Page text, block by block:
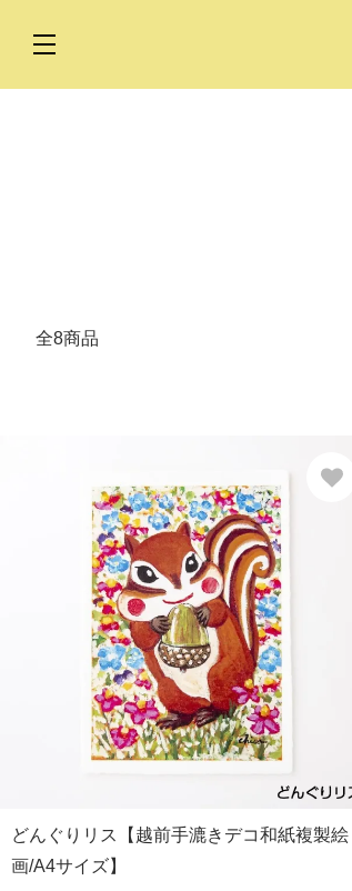
全8商品
どんぐりリス【越前手漉きデコ和紙複製絵
画/A4サイズ】